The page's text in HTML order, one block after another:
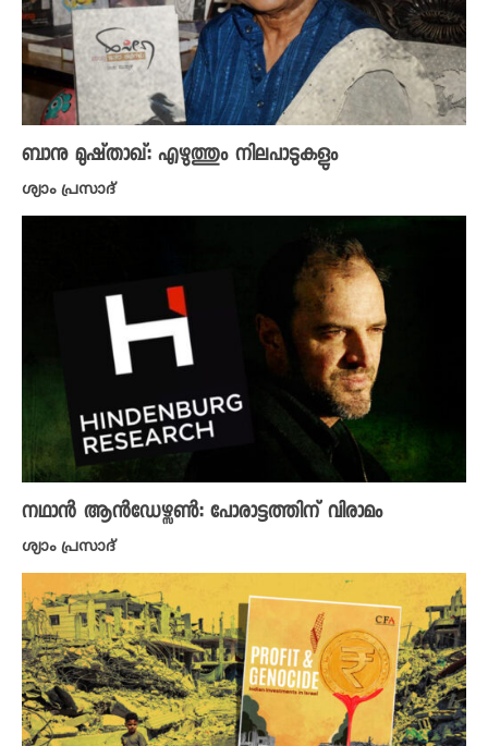
ബാനു മുഷ്‌താഖ്: എഴുത്തും നിലപാടുകളും
ശ്യാം പ്രസാദ്
നഥാൻ ആൻഡേഴ്സൺ: പോരാട്ടത്തിന് വിരാമം
ശ്യാം പ്രസാദ്